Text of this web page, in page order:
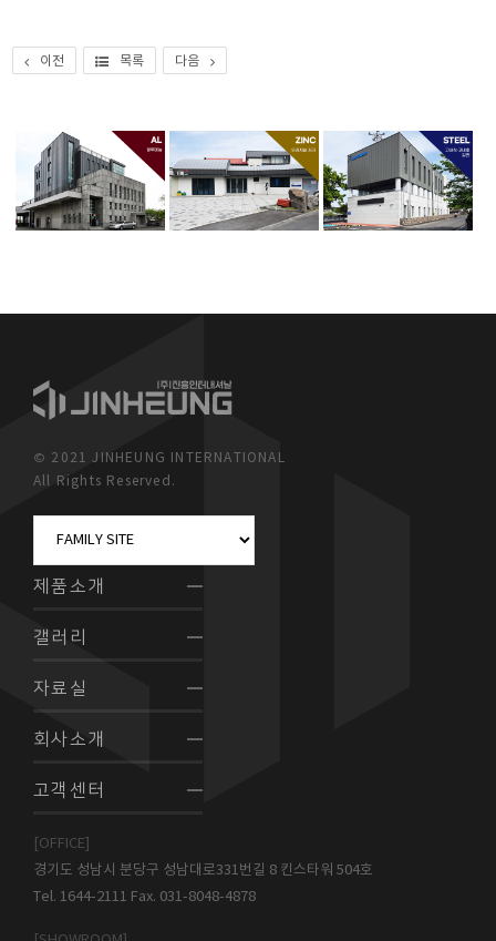
이전 목록 다음
© 2021 JINHEUNG INTERNATIONAL
All Rights Reserved.
제품소개
갤러리
자료실
회사소개
고객센터
[OFFICE]
경기도 성남시 분당구 성남대로331번길 8 킨스타워 504호
Tel. 1644-2111 Fax. 031-8048-4878